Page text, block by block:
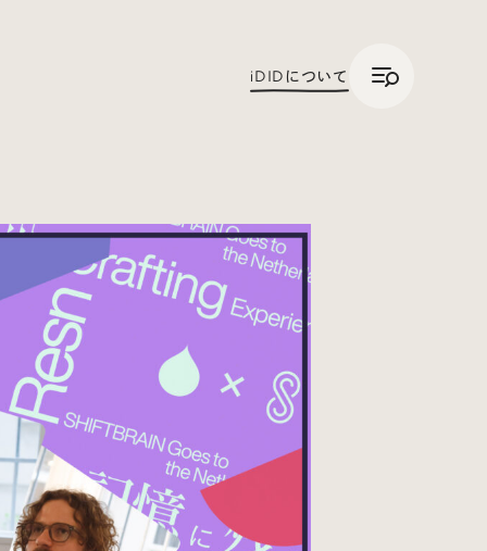
iDID について
JP/ENG
Trend Tags
#Podcast #デザイン
#Webサイト #サイトレビュー